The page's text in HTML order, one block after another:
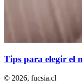
Tips para elegir el
© 2026, fucsia.cl